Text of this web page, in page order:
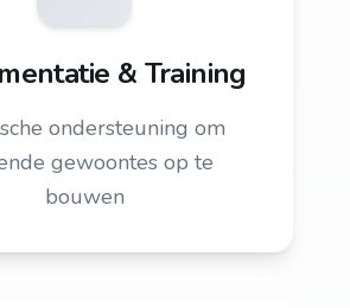
& Training
ondersteuning om
gewoontes op te
bouwen